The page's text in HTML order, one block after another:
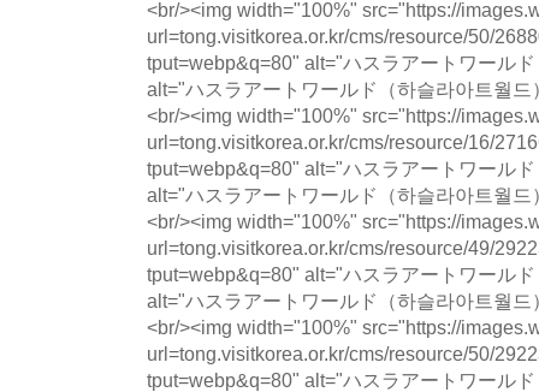
<br/><img width="100%" src="https://
url=tong.visitkorea.or.kr/cms/resource/50/
tput=webp&q=80" alt="ハスラアートワール
alt="ハスラアートワールド（하슬라아트월
<br/><img width="100%" src="https://
url=tong.visitkorea.or.kr/cms/resource/16/
tput=webp&q=80" alt="ハスラアートワール
alt="ハスラアートワールド（하슬라아트월
<br/><img width="100%" src="https://
url=tong.visitkorea.or.kr/cms/resource/49/
tput=webp&q=80" alt="ハスラアートワール
alt="ハスラアートワールド（하슬라아트월
<br/><img width="100%" src="https://
url=tong.visitkorea.or.kr/cms/resource/50/
tput=webp&q=80" alt="ハスラアートワール